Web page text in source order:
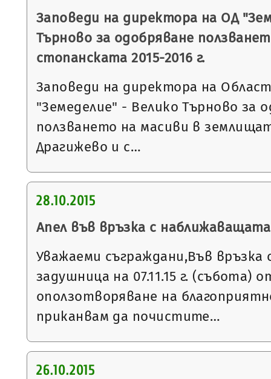
Заповеди на директора на ОД
Търново за одобряване
стопанската 2015-2016 г.
Заповеди на директора на
"Земеделие" - Велико Търново за
ползването на масиви в
Драгижево и с…
28.10.2015
Апел във връзка с
Уважаеми съграждани,Във
задушница на 07.11.15 г. (събота)
оползотворяване на
приканвам да почистите…
26.10.2015